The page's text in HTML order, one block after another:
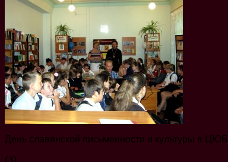
День славянской письменности и культуры в ЦЮБ